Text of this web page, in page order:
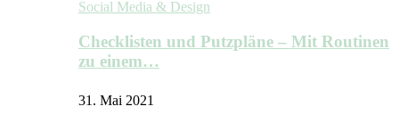
Social Media & Design
Checklisten und Putzpläne – Mit Routinen
zu einem…
31. Mai 2021